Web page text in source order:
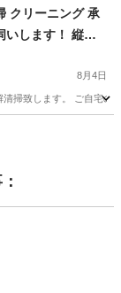
クリーニング 承
いします！ 縦型
8月4日
掃致します。 ご自宅の